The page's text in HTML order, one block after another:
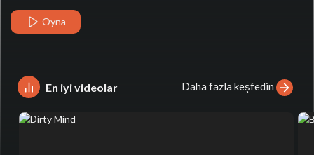
Oyna
En iyi videolar Daha fazla keşfedin